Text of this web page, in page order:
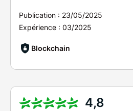
Publication : 23/05/2025
Expérience : 03/2025
Blockchain
4,8